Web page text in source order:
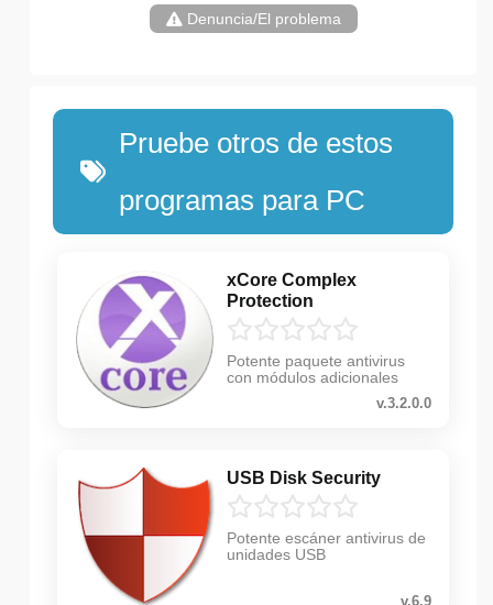
Denuncia/El problema
Pruebe otros de estos
programas para PC
xCore Complex
Protection
Potente paquete antivirus
con módulos adicionales
v.3.2.0.0
USB Disk Security
Potente escáner antivirus de
unidades USB
v.6.9